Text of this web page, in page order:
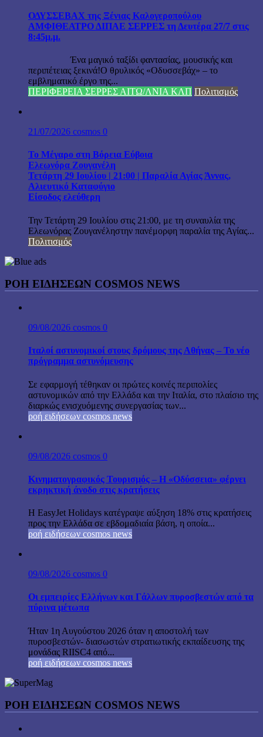
ΟΔΥΣΣΕΒΑΧ της Ξένιας Καλογεροπούλου
ΑΜΦΙΘΕΑΤΡΟ ΔΙΠΑΕ ΣΕΡΡΕΣ τη Δευτέρα 27/7 στις
8:45μ.μ.
Ένα μαγικό ταξίδι φαντασίας, μουσικής και
περιπέτειας ξεκινά!Ο θρυλικός «Οδυσσεβάχ» – το
εμβληματικό έργο της...
ΠΕΡΙΦΕΡΕΙΑ ΣΕΡΡΕΣ ΑΙΤΩ/ΛΝΙΑ ΚΛΠ Πολιτισμός
21/07/2026 cosmos 0
Το Μέγαρο στη Βόρεια Εύβοια
Ελεωνόρα Ζουγανέλη
Τετάρτη 29 Ιουλίου | 21:00 | Παραλία Αγίας Άννας,
Αλιευτικό Καταφύγιο
Είσοδος ελεύθερη
Την Τετάρτη 29 Ιουλίου στις 21:00, με τη συναυλία της
Ελεωνόρας Ζουγανέληστην πανέμορφη παραλία της Αγίας...
Πολιτισμός
ΡΟΗ ΕΙΔΗΣΕΩΝ COSMOS NEWS
09/08/2026 cosmos 0
Ιταλοί αστυνομικοί στους δρόμους της Αθήνας – Το νέο
πρόγραμμα αστυνόμευσης
Σε εφαρμογή τέθηκαν οι πρώτες κοινές περιπολίες
αστυνομικών από την Ελλάδα και την Ιταλία, στο πλαίσιο της
διαρκώς ενισχυόμενης συνεργασίας των...
ροή ειδήσεων cosmos news
09/08/2026 cosmos 0
Κινηματογραφικός Τουρισμός – Η «Οδύσσεια» φέρνει
εκρηκτική άνοδο στις κρατήσεις
Η EasyJet Holidays κατέγραψε αύξηση 18% στις κρατήσεις
προς την Ελλάδα σε εβδομαδιαία βάση, η οποία...
ροή ειδήσεων cosmos news
09/08/2026 cosmos 0
Οι εμπειρίες Ελλήνων και Γάλλων πυροσβεστών από τα
πύρινα μέτωπα
Ήταν 1η Αυγούστου 2026 όταν η αποστολή των
πυροσβεστών- διασωστών στρατιωτικής εκπαίδευσης της
μονάδας RIISC4 από...
ροή ειδήσεων cosmos news
ΡΟΉ ΕΙΔΉΣΕΩΝ COSMOS NEWS